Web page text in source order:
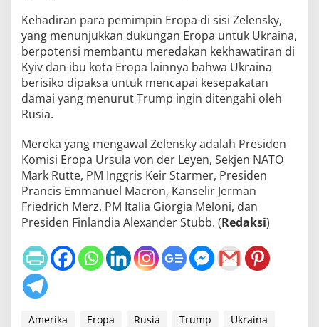
Kehadiran para pemimpin Eropa di sisi Zelensky,
yang menunjukkan dukungan Eropa untuk Ukraina,
berpotensi membantu meredakan kekhawatiran di
Kyiv dan ibu kota Eropa lainnya bahwa Ukraina
berisiko dipaksa untuk mencapai kesepakatan
damai yang menurut Trump ingin ditengahi oleh
Rusia.
Mereka yang mengawal Zelensky adalah Presiden
Komisi Eropa Ursula von der Leyen, Sekjen NATO
Mark Rutte, PM Inggris Keir Starmer, Presiden
Prancis Emmanuel Macron, Kanselir Jerman
Friedrich Merz, PM Italia Giorgia Meloni, dan
Presiden Finlandia Alexander Stubb. (Redaksi)
Amerika Eropa Rusia Trump
Ukraina